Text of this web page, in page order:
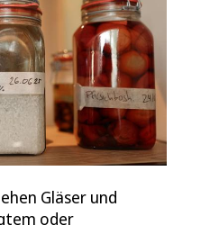
Gläser und
oder